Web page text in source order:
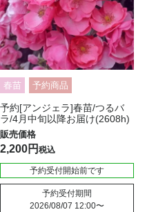
春苗 予約商品
予約[アンジェラ]春苗/つるバ
ラ/4月中旬以降お届け(2608h)
2,200 税込
予約受付開始前です
予約受付期間
2026/08/07 12:00〜